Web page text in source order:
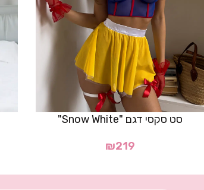
סט סקסי דגם "Snow White"
₪219